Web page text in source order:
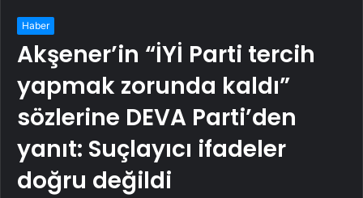
Haber
Akşener’in “İYİ Parti tercih
yapmak zorunda kaldı”
sözlerine DEVA Parti’den
yanıt: Suçlayıcı ifadeler
doğru değildi